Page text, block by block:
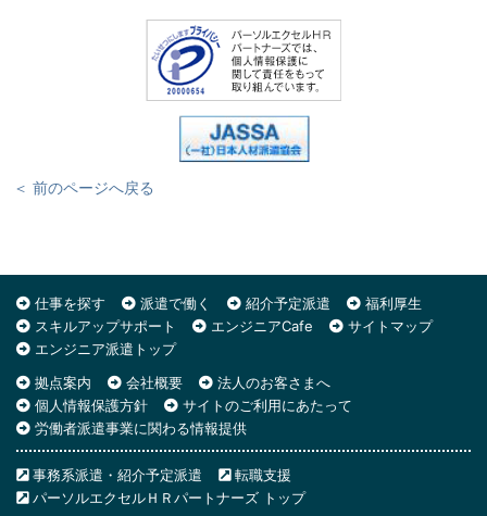
＜ 前のページへ戻る
仕事を探す 派遣で働く 紹介予定派遣
福利厚生
スキルアップサポート
エンジニアCafe
サイトマップ
エンジニア派遣トップ
拠点案内
会社概要
法人のお客さまへ
個人情報保護方針
サイトのご利用にあたって
労働者派遣事業に関わる情報提供
事務系派遣・紹介予定派遣
転職支援
パーソルエクセルＨＲパートナーズ トップ